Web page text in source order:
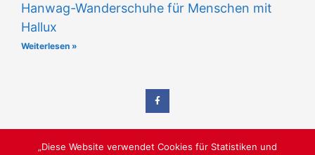
Hanwag-Wanderschuhe für Menschen mit
Hallux
Weiterlesen »
„Diese Website verwendet Cookies für Statistiken und